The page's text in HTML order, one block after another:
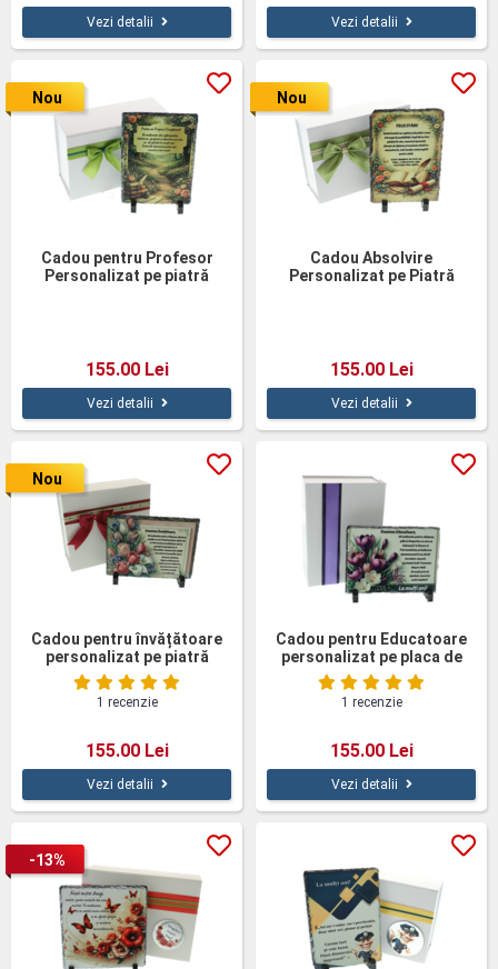
Vezi detalii Vezi detalii
Cadou pentru Profesor
Personalizat pe piatră
155.00 Lei
Nou
Vezi detalii
Cadou Absolvire
Personalizat pe Piatră
155.00 Lei
Nou
Vezi detalii
Cadou pentru învățătoare
personalizat pe piatră
naturală
1 recenzie
155.00 Lei
Nou
Vezi detalii
Cadou pentru Educatoare
personalizat pe placa de
piatra naturala 14x19cm
1 recenzie
155.00 Lei
Vezi detalii
-13%